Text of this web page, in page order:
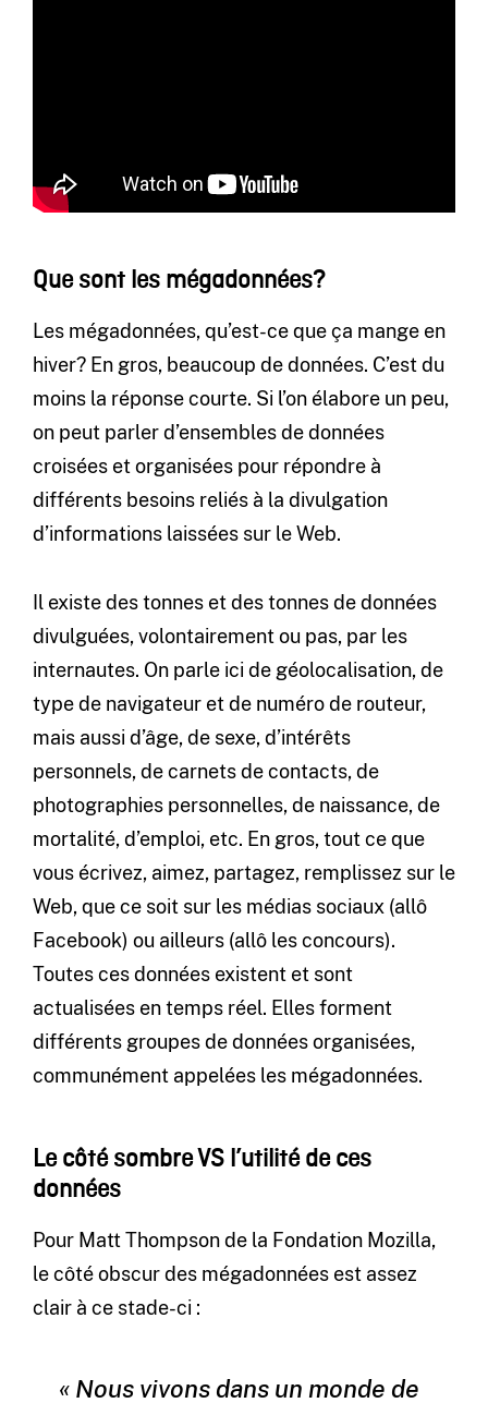
Que sont les mégadonnées?
Les mégadonnées, qu’est-ce que ça mange en
hiver? En gros, beaucoup de données. C’est du
moins la réponse courte. Si l’on élabore un peu,
on peut parler d’ensembles de données
croisées et organisées pour répondre à
différents besoins reliés à la divulgation
d’informations laissées sur le Web.
Il existe des tonnes et des tonnes de données
divulguées, volontairement ou pas, par les
internautes. On parle ici de géolocalisation, de
type de navigateur et de numéro de routeur,
mais aussi d’âge, de sexe, d’intérêts
personnels, de carnets de contacts, de
photographies personnelles, de naissance, de
mortalité, d’emploi, etc. En gros, tout ce que
vous écrivez, aimez, partagez, remplissez sur le
Web, que ce soit sur les médias sociaux (allô
Facebook) ou ailleurs (allô les concours).
Toutes ces données existent et sont
actualisées en temps réel. Elles forment
différents groupes de données organisées,
communément appelées les mégadonnées.
Le côté sombre VS l’utilité de ces
données
Pour Matt Thompson de la Fondation Mozilla,
le côté obscur des mégadonnées est assez
clair à ce stade-ci :
« Nous vivons dans un monde de